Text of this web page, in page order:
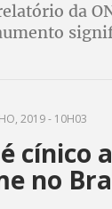
da
2019 - 10H03
cínico
no